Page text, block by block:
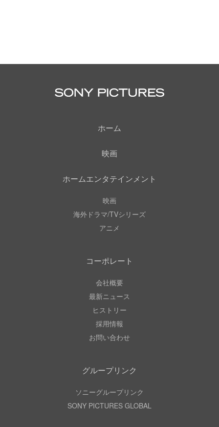
ホーム
映画
ホームエンタテインメント
映画
海外ドラマ/TVシリーズ
アニメ
コーポレート
会社概要
最新ニュース
ヒストリー
採用情報
お問い合わせ
グループリンク
ソニーグループリンク
SONY PICTURES GLOBAL